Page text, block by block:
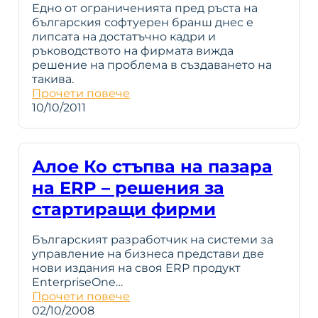
Едно от ограниченията пред ръста на
българския софтуерен бранш днес е
липсата на достатъчно кадри и
ръководството на фирмата вижда
решение на проблема в създаването на
такива.
Прочети повече
10/10/2011
Алое Ко стъпва на пазара
на ERP – решения за
стартиращи фирми
Българският разработчик на системи за
управление на бизнеса представи две
нови издания на своя ERP продукт
EnterpriseOne…
Прочети повече
02/10/2008